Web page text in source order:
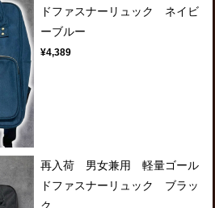
ドファスナーリュック ネイビ
ーブルー
¥4,389
再入荷 男女兼用 軽量ゴール
ドファスナーリュック ブラッ